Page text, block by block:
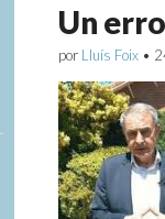
Un
por Lluís Foix •